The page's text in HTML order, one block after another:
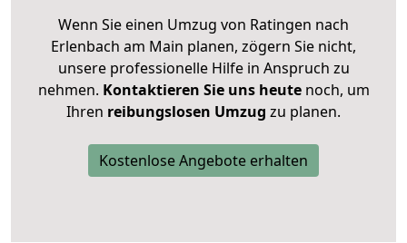
Wenn Sie einen Umzug von Ratingen nach
Erlenbach am Main planen, zögern Sie nicht,
unsere professionelle Hilfe in Anspruch zu
nehmen. Kontaktieren Sie uns heutenoch, um
Ihren reibungslosen Umzug zu planen.
Kostenlose Angebote erhalten